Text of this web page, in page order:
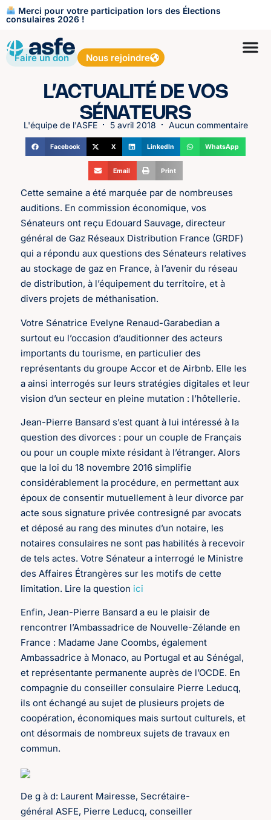
Merci pour votre participation lors des Élections
consulaires 2026 !
Faire un don Nous rejoindre
L’ACTUALITÉ DE VOS
SÉNATEURS
L'équipe de l'ASFE 5 avril 2018 Aucun commentaire
Facebook X LinkedIn WhatsApp
Email Print
Cette semaine a été marquée par de nombreuses
auditions. En commission économique, vos
Sénateurs ont reçu Edouard Sauvage, directeur
général de Gaz Réseaux Distribution France (GRDF)
qui a répondu aux questions des Sénateurs relatives
au stockage de gaz en France, à l’avenir du réseau
de distribution, à l’équipement du territoire, et à
divers projets de méthanisation.
Votre Sénatrice Evelyne Renaud-Garabedian a
surtout eu l’occasion d’auditionner des acteurs
importants du tourisme, en particulier des
représentants du groupe Accor et de Airbnb. Elle les
a ainsi interrogés sur leurs stratégies digitales et leur
vision d’un secteur en pleine mutation : l’hôtellerie.
Jean-Pierre Bansard s’est quant à lui intéressé à la
question des divorces : pour un couple de Français
ou pour un couple mixte résidant à l’étranger. Alors
que la loi du 18 novembre 2016 simplifie
considérablement la procédure, en permettant aux
époux de consentir mutuellement à leur divorce par
acte sous signature privée contresigné par avocats
et déposé au rang des minutes d’un notaire, les
notaires consulaires ne sont pas habilités à recevoir
de tels actes. Votre Sénateur a interrogé le Ministre
des Affaires Étrangères sur les motifs de cette
limitation. Lire la question ici
Enfin, Jean-Pierre Bansard a eu le plaisir de
rencontrer l’Ambassadrice de Nouvelle-Zélande en
France : Madame Jane Coombs, également
Ambassadrice à Monaco, au Portugal et au Sénégal,
et représentante permanente auprès de l’OCDE. En
compagnie du conseiller consulaire Pierre Leducq,
ils ont échangé au sujet de plusieurs projets de
coopération, économiques mais surtout culturels, et
ont désormais de nombreux sujets de travaux en
commun.
De g à d: Laurent Mairesse, Secrétaire-
général ASFE, Pierre Leducq, conseiller